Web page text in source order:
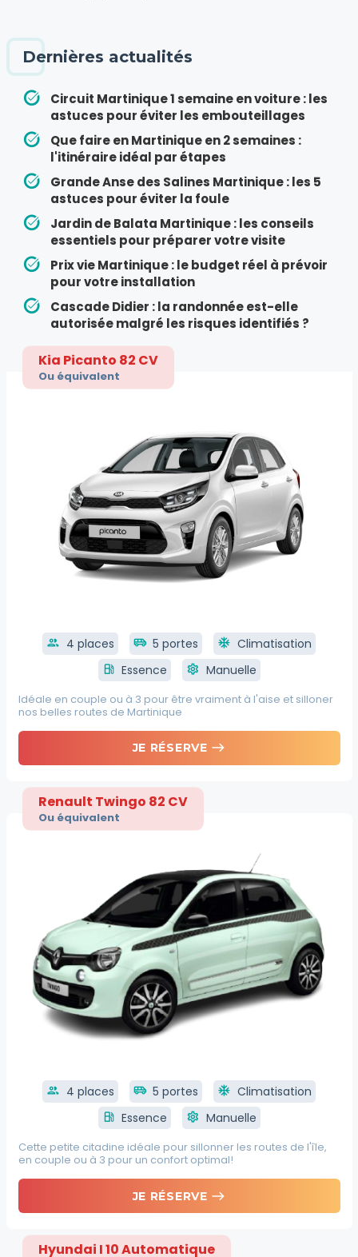
Dernières actualités
Circuit Martinique 1 semaine en voiture : les
astuces pour éviter les embouteillages
Que faire en Martinique en 2 semaines :
l'itinéraire idéal par étapes
Grande Anse des Salines Martinique : les 5
astuces pour éviter la foule
Jardin de Balata Martinique : les conseils
essentiels pour préparer votre visite
Prix vie Martinique : le budget réel à prévoir
pour votre installation
Cascade Didier : la randonnée est-elle
autorisée malgré les risques identifiés ?
Kia Picanto 82 CV
Ou équivalent
group 4 places airport_shuttle 5 portes ac_unit Climatisation
local_gas_station Essence settings Manuelle
Idéale en couple ou à 3 pour être vraiment à l'aise et silloner
nos belles routes de Martinique
JE RÉSERVE east
Renault Twingo 82 CV
Ou équivalent
group 4 places airport_shuttle 5 portes ac_unit Climatisation
local_gas_station Essence settings Manuelle
Cette petite citadine idéale pour sillonner les routes de l'île,
en couple ou à 3 pour un confort optimal!
JE RÉSERVE east
Hyundai I 10 Automatique